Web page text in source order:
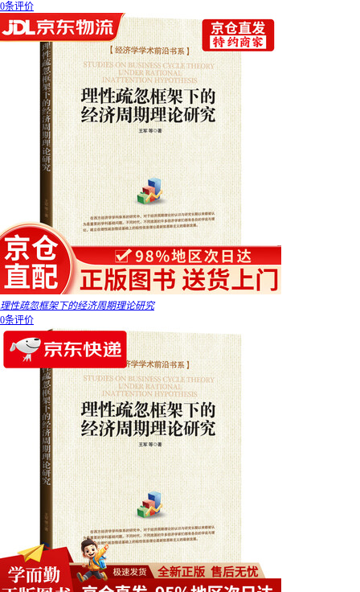
0条评价
理性疏忽框架下的经济周期理论研究
0条评价